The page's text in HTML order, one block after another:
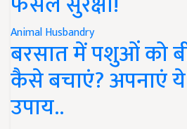
Animal Husbandry
बरसात में पशुओं को
कैसे बचाएं? अपनाएं
उपाय..